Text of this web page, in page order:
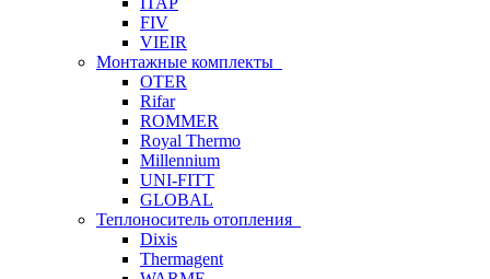
FIV
VIEIR
Монтажные комплекты
OTER
Rifar
ROMMER
Royal Thermo
Millennium
UNI-FITT
GLOBAL
Теплоноситель отопления
Dixis
Thermagent